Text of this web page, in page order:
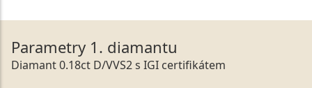
Parametry 1. diamantu
Diamant 0.18ct D/VVS2 s IGI certifikátem